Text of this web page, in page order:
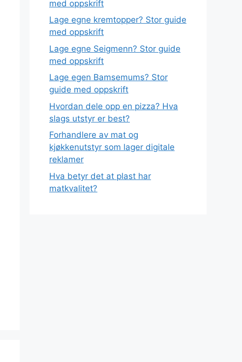
med oppskrift
Lage egne kremtopper? Stor guide
med oppskrift
Lage egne Seigmenn? Stor guide
med oppskrift
Lage egen Bamsemums? Stor
guide med oppskrift
Hvordan dele opp en pizza? Hva
slags utstyr er best?
Forhandlere av mat og
kjøkkenutstyr som lager digitale
reklamer
Hva betyr det at plast har
matkvalitet?